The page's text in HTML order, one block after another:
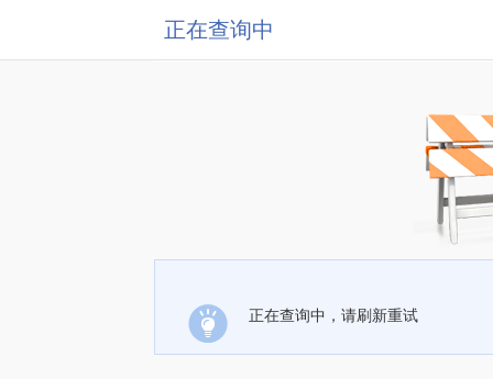
正在查询中
正在查询中，请刷新重试